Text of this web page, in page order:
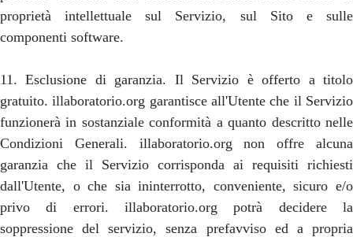
proprietà intellettuale sul Servizio, sul Sito e sulle
componenti software.
11. Esclusione di garanzia. Il Servizio è offerto a titolo
gratuito. illaboratorio.org garantisce all'Utente che il Servizio
funzionerà in sostanziale conformità a quanto descritto nelle
Condizioni Generali. illaboratorio.org non offre alcuna
garanzia che il Servizio corrisponda ai requisiti richiesti
dall'Utente, o che sia ininterrotto, conveniente, sicuro e/o
privo di errori. illaboratorio.org potrà decidere la
soppressione del servizio, senza prefavviso ed a propria